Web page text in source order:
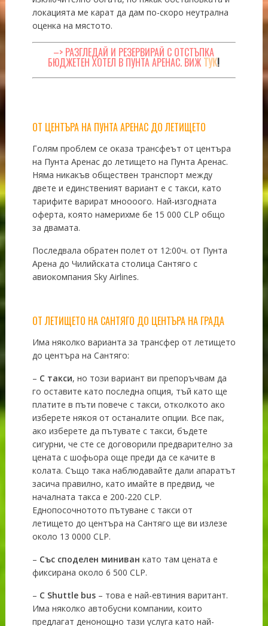
локацията ме карат да дам по-скоро неутрална
оценка на мястото.
–> РАЗГЛЕДАЙ И РЕЗЕРВИРАЙ С ОТСТЪПКА
БЮДЖЕТЕН ХОТЕЛ В ПУНТА АРЕНАС. ВИЖ ТУК!
ОТ ЦЕНТЪРА НА ПУНТА АРЕНАС ДО ЛЕТИЩЕТО
Голям проблем се оказа трансфеът от центъра
на Пунта Аренас до летището на Пунта Аренас.
Няма никакъв обществен транспорт между
двете и единственият вариант е с такси, като
тарифите варират мноооого. Най-изгодната
оферта, която намерихме бе 15 000 CLP общо
за двамата.
Последвала обратен полет от 12:00ч. от Пунта
Арена до Чилийската столица Сантяго с
авиокомпания Sky Airlines.
ОТ ЛЕТИЩЕТО НА САНТЯГО ДО ЦЕНТЪРА НА ГРАДА
Има няколко варианта за трансфер от летището
до центъра на Сантяго:
– С такси, но този вариант ви препоръчвам да
го оставите като последна опция, тъй като ще
платите в пъти повече с такси, отколкото ако
изберете някоя от останалите опции. Все пак,
ако изберете да пътувате с такси, бъдете
сигурни, че сте се договорили предварително за
цената с шофьора още преди да се качите в
колата. Също така наблюдавайте дали апаратът
засича правилно, като имайте в предвид, че
началната такса е 200-220 CLP.
Еднопосочнотото пътуване с такси от
летището до центъра на Сантяго ще ви излезе
около 13 0000 CLP.
– Със споделен миниван като там цената е
фиксирана около 6 500 CLP.
– С Shuttle bus– това е най-евтиния варитант.
Има няколко автобусни компании, които
предлагат денонощно тази услуга като най-